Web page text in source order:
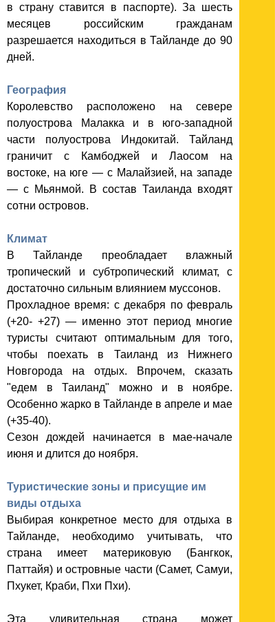
в страну ставится в паспорте). За шесть
месяцев российским гражданам
разрешается находиться в Тайланде до 90
дней.
География
Королевство расположено на севере
полуострова Малакка и в юго-западной
части полуострова Индокитай. Тайланд
граничит с Камбоджей и Лаосом на
востоке, на юге — с Малайзией, на западе
— с Мьянмой. В состав Таиланда входят
сотни островов.
Климат
В Тайланде преобладает влажный
тропический и субтропический климат, с
достаточно сильным влиянием муссонов.
Прохладное время: с декабря по февраль
(+20- +27) — именно этот период многие
туристы считают оптимальным для того,
чтобы поехать в Таиланд из Нижнего
Новгорода на отдых. Впрочем, сказать
"едем в Таиланд" можно и в ноябре.
Особенно жарко в Тайланде в апреле и мае
(+35-40).
Сезон дождей начинается в мае-начале
июня и длится до ноября.
Туристические зоны и присущие им
виды отдыха
Выбирая конкретное место для отдыха в
Тайланде, необходимо учитывать, что
страна имеет материковую (Бангкок,
Паттайя) и островные части (Самет, Самуи,
Пхукет, Краби, Пхи Пхи).
Эта удивительная страна может